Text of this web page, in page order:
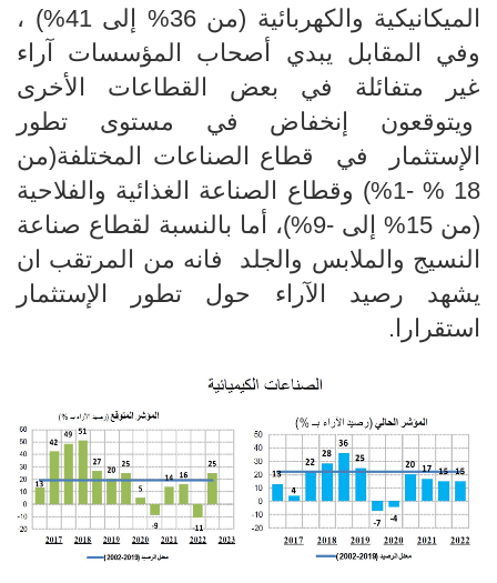
الميكانيكية والكهربائية (من 36% إلى 41%) ،
وفي المقابل يبدي أصحاب المؤسسات آراء
غير متفائلة في بعض القطاعات الأخرى
ويتوقعون إنخفاض في مستوى تطور
الإستثمار في قطاع الصناعات المختلفة(من
18 % -1%) وقطاع الصناعة الغذائية والفلاحية
(من 15% إلى -9%)، أما بالنسبة لقطاع صناعة
النسيج والملابس والجلد فانه من المرتقب ان
يشهد رصيد الآراء حول تطور الإستثمار
استقرارا.